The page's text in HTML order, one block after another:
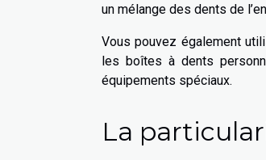
un mélange des dents de
Vous pouvez également
les boîtes à dents
équipements spéciaux.
La